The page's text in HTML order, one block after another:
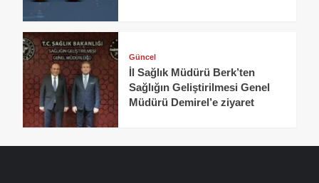
Güncel
İl Sağlık Müdürü Berk’ten
Sağlığın Geliştirilmesi Genel
Müdürü Demirel’e ziyaret